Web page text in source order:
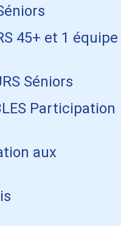
45+ et 1 équipe
Séniors
Participation
aux